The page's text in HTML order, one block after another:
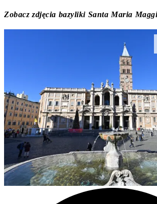
Zobacz zdjęcia bazyliki Santa Maria